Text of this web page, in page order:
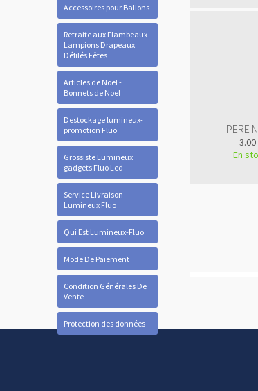
Accessoires pour Ballons
Retraite aux Flambeaux
Lampions Drapeaux
Défilés Fêtes
Articles de Noël -
Bonnets de Noel
Destockage lumineux-
promotion Fluo
Grossiste Lumineux
gadgets Fluo Led
Service Livraison
Lumineux Fluo
Qui Est Lumineux-Fluo
Mode De Paiement
Condition Générales De
Vente
Protection des données
PERE
3.00
En